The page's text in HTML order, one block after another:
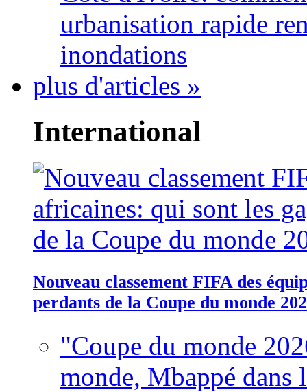
urbanisation rapide
inondations
plus d'articles »
International
Nouveau classement FIFA des
perdants de la Coupe du monde
"Coupe du monde
monde, Mbappé dans